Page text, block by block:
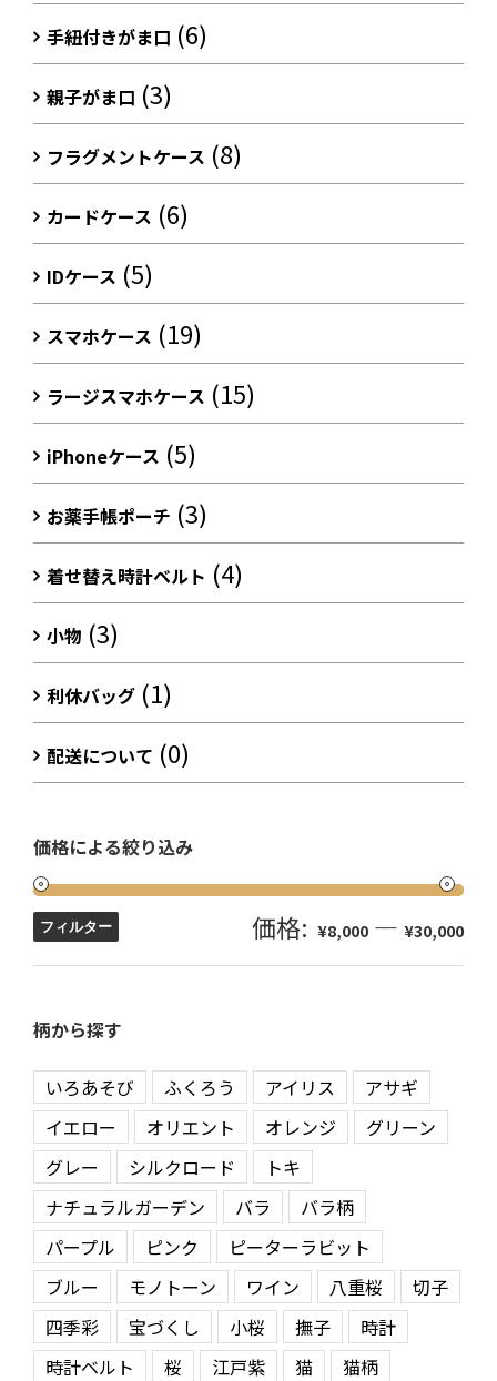
手紐付きがま口 (6)
親子がま口 (3)
フラグメントケース (8)
カードケース (6)
IDケース (5)
スマホケース (19)
ラージスマホケース (15)
iPhoneケース (5)
お薬手帳ポーチ (3)
着せ替え時計ベルト (4)
小物 (3)
利休バッグ (1)
配送について (0)
価格による絞り込み
フィルター 価格: ¥8,000 — ¥30,000
柄から探す
いろあそび ふくろう アイリス
アサギ
イエロー
オリエント オレンジ
グリーン
グレー
シルクロード
トキ
ナチュラルガーデン
バラ
バラ柄
パープル
ピンク
ピーターラビット
ブルー
モノトーン ワイン 八重桜
切子
四季彩
宝づくし 小桜 撫子
時計
時計ベルト
桜 江戸紫 猫
猫柄